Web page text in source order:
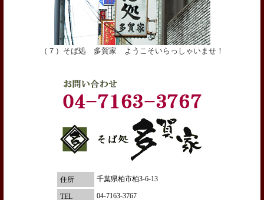
（７）そば処 多賀家 ようこそいらっしゃいませ！
住所 千葉県柏市柏3-6-13
TEL 04-7163-3767